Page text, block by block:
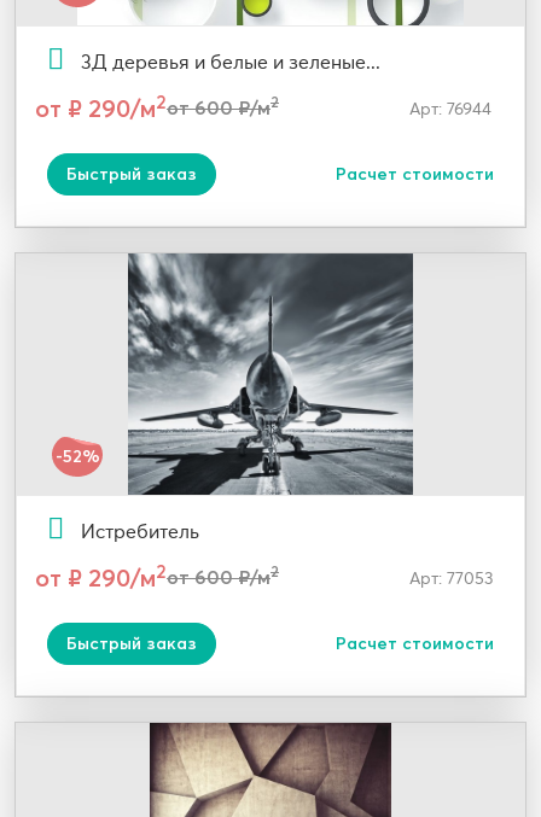
3Д деревья и белые и зеленые...
от ₽ 290/м2от 600 ₽/м2 Арт: 76944
Быстрый заказ Расчет стоимости
-52%
Истребитель
от ₽ 290/м2от 600 ₽/м2 Арт: 77053
Быстрый заказ Расчет стоимости